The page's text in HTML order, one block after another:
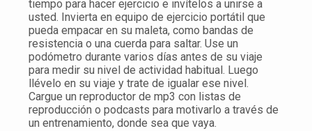
tiempo para hacer ejercicio e invítelos a unirse a
usted. Invierta en equipo de ejercicio portátil que
pueda empacar en su maleta, como bandas de
resistencia o una cuerda para saltar. Use un
podómetro durante varios días antes de su viaje
para medir su nivel de actividad habitual. Luego
llévelo en su viaje y trate de igualar ese nivel.
Cargue un reproductor de mp3 con listas de
reproducción o podcasts para motivarlo a través de
un entrenamiento, donde sea que vaya.